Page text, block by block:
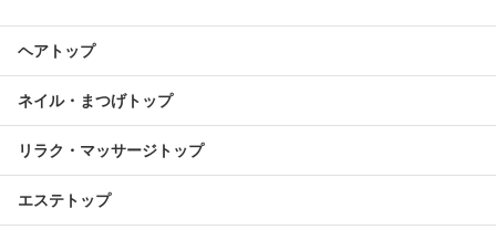
ヘアトップ
ネイル・まつげトップ
リラク・マッサージトップ
エステトップ